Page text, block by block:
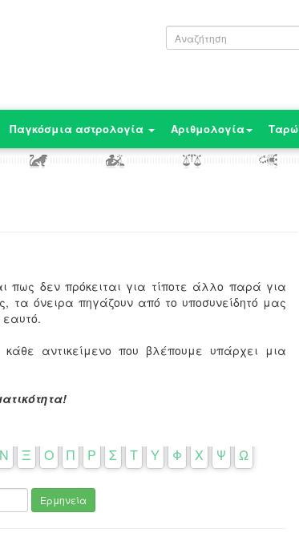
Παγκόσμια αστρολογία Αριθμολογία Ταρώ
πως δεν πρόκειται για τίποτε άλλο παρά για
τα όνειρα πηγάζουν από το υποσυνείδητό μας
αντικείμενο που βλέπουμε υπάρχει μια
Ν Ξ Ο Π Ρ Σ Τ Υ Φ Χ Ψ Ω
Ερμηνεία